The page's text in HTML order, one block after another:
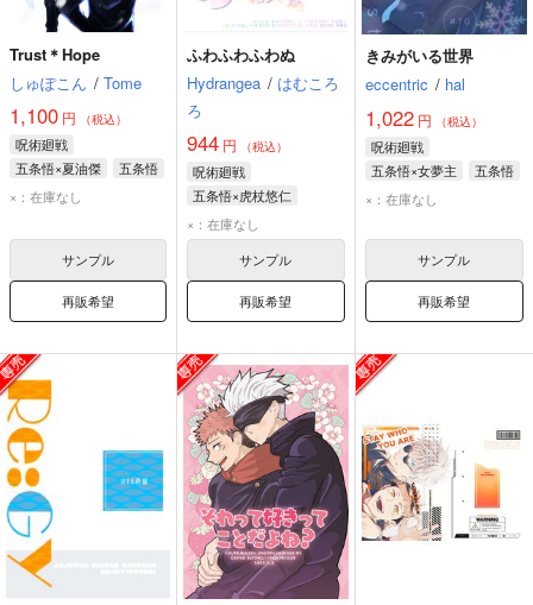
Trust＊Hope
しゅぽこん / Tome
1,100 円 （税込）
呪術廻戦
五条悟×夏油傑
五条悟
夏油傑
×：在庫なし
サンプル
再販希望
ふわふわふわぬ
Hydrangea / はむころ
ろ
944 円 （税込）
呪術廻戦
五条悟×虎杖悠仁
虎杖悠仁
×：在庫なし
サンプル
再販希望
きみがいる世界
eccentric / hal
1,022円 （税込）
呪術廻戦
五条悟×女夢主
五条悟
×：在庫なし
サンプル
再販希望